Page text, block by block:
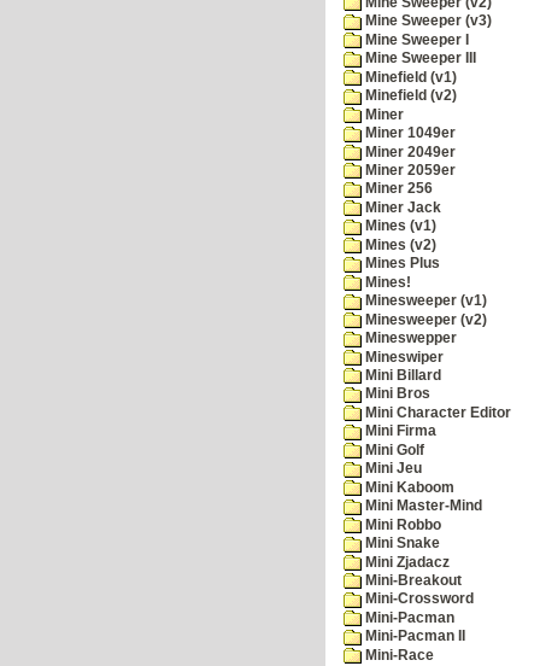
Mine Sweeper (v3)
Mine Sweeper I
Mine Sweeper III
Minefield (v1)
Minefield (v2)
Miner
Miner 1049er
Miner 2049er
Miner 2059er
Miner 256
Miner Jack
Mines (v1)
Mines (v2)
Mines Plus
Mines!
Minesweeper (v1)
Minesweeper (v2)
Mineswepper
Mineswiper
Mini Billard
Mini Bros
Mini Character Editor
Mini Firma
Mini Golf
Mini Jeu
Mini Kaboom
Mini Master-Mind
Mini Robbo
Mini Snake
Mini Zjadacz
Mini-Breakout
Mini-Crossword
Mini-Pacman
Mini-Pacman II
Mini-Race